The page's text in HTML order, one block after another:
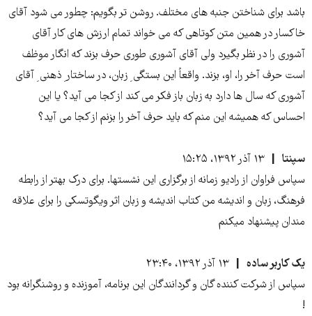
باشد برای شناختن جنبه های مختلف. روشن تر بگویم: چطور می شود آقای
خاکسار در همین متن کوتاهی که می خواند تمام ارزش های کار آقای
آشوری را در نظر بگیرد ولی آقای آشوری طوری حرف بزند که انگار موظف
است حرف آخر را، او، بزند. واقعاً این بستگی ِ زبان، در ساختار ِ ذهنی ِ آقای
آشوری که سال ها دارد به زبان باز فکر می کند از کجا می آید؟ یا این
احساس که همیشه این منم که باید حرف آخر را بزنم از کجا می آید؟
سپنتا
۱۳ آذر ۱۳۹۲، ۱۵:۲۵
سپاس فراوان از رادیو زمانه از برگزاری این نشستها. برای درک بهتر از رابطه
فرهنگ، زبان و اندیشه من کتاب اندیشه و زبان اثر ویگوتسکی را برای علاقه
مندان پیشنهاد میکنم
یک کاربر ساده
۱۳ آذر ۱۳۹۲، ۲۳:۴۰
سپاس از شرکت کننده گان و گردانندگان این برنامه، آموزنده و روشنگرانه بود
!